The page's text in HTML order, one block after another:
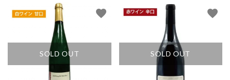
SOLD OUT
favorite
SOLD OUT
favorite